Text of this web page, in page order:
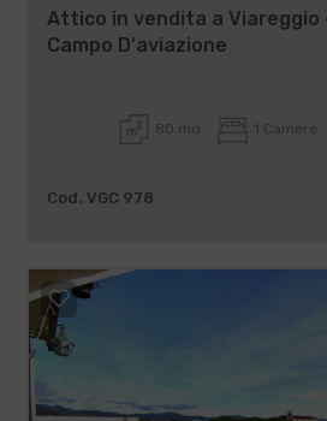
Attico in vendita a Viareggio
Campo D'aviazione
80 mq 1 Camere
Cod. VGC 978